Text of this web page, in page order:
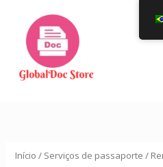
conteúdo
Início / Serviços de passaporte /